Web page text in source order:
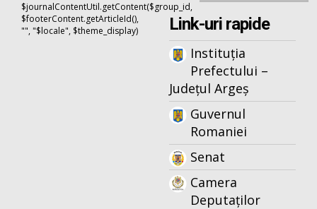
$journalContentUtil.getContent($group_id,
$footerContent.getArticleId(),
"", "$locale", $theme_display)
Link-uri rapide
Instituția
Prefectului –
Județul Argeș
Guvernul
Romaniei
Senat
Camera
Deputaților